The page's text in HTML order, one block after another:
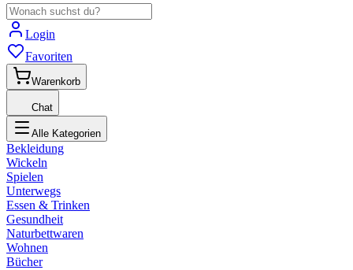
Login
Favoriten
Warenkorb
Chat
Alle Kategorien
Bekleidung
Wickeln
Spielen
Unterwegs
Essen & Trinken
Gesundheit
Naturbettwaren
Wohnen
Bücher